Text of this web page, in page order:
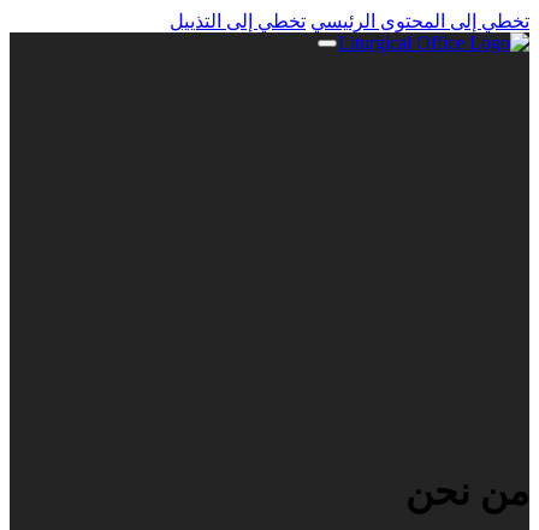
تخطي إلى المحتوى الرئيسي تخطي إلى التذييل
من نحن